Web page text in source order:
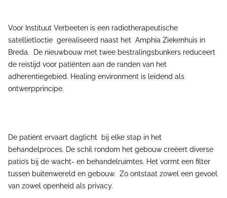
Voor Instituut Verbeeten is een radiotherapeutische
satellietloctie gerealiseerd naast het Amphia Ziekenhuis in
Breda. De nieuwbouw met twee bestralingsbunkers reduceert
de reistijd voor patiënten aan de randen van het
adherentiegebied. Healing environment is leidend als
ontwerpprincipe.
De patiënt ervaart daglicht bij elke stap in het
behandelproces. De schil rondom het gebouw creëert diverse
patio’s bij de wacht- en behandelruimtes. Het vormt een filter
tussen buitenwereld en gebouw. Zo ontstaat zowel een gevoel
van zowel openheid als privacy.